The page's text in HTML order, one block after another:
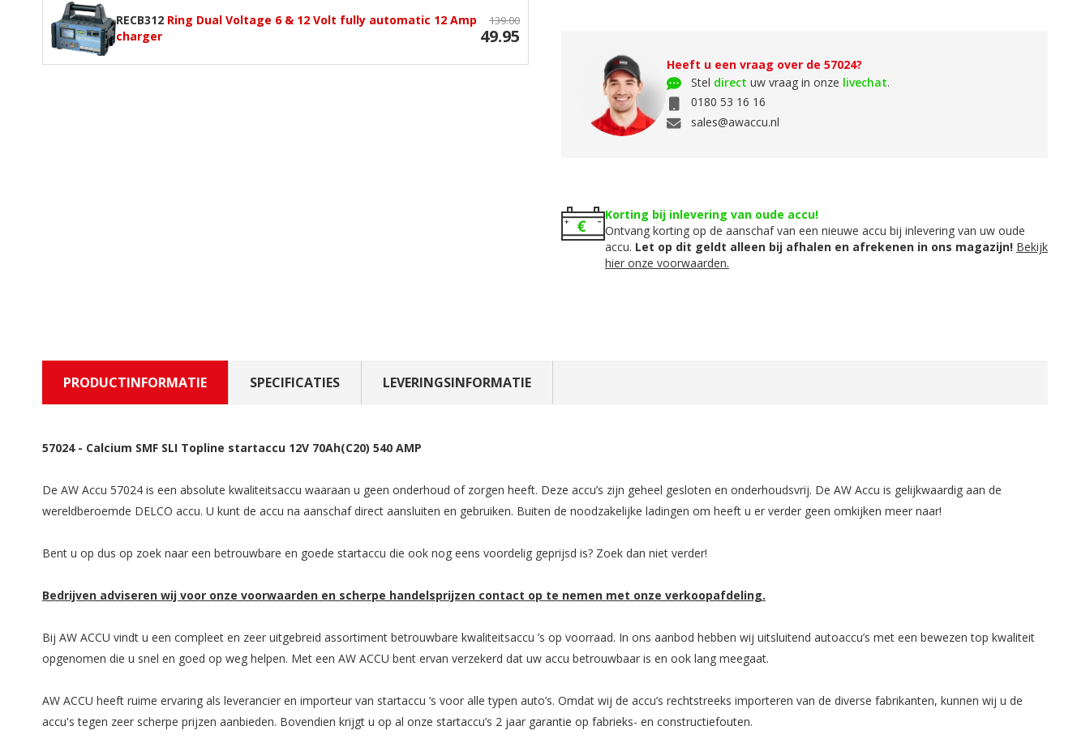
RECB312 Ring Dual Voltage 6 & 12 Volt fully automatic 12 Amp
charger
139.00
49.95
Heeft u een vraag over de 57024?
Stel direct uw vraag in onze livechat.
0180 53 16 16
sales@awaccu.nl
Korting bij inlevering van oude accu!
Ontvang korting op de aanschaf van een nieuwe accu bij inlevering van uw oude
accu. Let op dit geldt alleen bij afhalen en afrekenen in ons magazijn! Bekijk
hier onze voorwaarden.
PRODUCTINFORMATIE
57024- Calcium SMF SLI Topline startaccu 12V 70Ah(C20) 540 AMP
De AW Accu 57024 is een absolute kwaliteitsaccu waaraan u geen onderhoud of zorgen heeft. Deze accu’s zijn geheel gesloten en onderhoudsvrij. De AW Accu is gelijkwaardig aan de
wereldberoemde DELCO accu. U kunt de accu na aanschaf direct aansluiten en gebruiken. Buiten de noodzakelijke ladingen om heeft u er verder geen omkijken meer naar!
Bent u op dus op zoek naar een betrouwbare en goede startaccu die ook nog eens voordelig geprijsd is? Zoek dan niet verder!
Bedrijven adviseren wij voor onze voorwaarden en scherpe handelsprijzen contact op te nemen met onze verkoopafdeling.
Bij AW ACCU vindt u een compleet en zeer uitgebreid assortiment betrouwbare kwaliteitsaccu ’s op voorraad. In ons aanbod hebben wij uitsluitend autoaccu’s met een bewezen top kwaliteit
opgenomen die u snel en goed op weg helpen. Met een AW ACCU bent ervan verzekerd dat uw accu betrouwbaar is en ook lang meegaat.
AW ACCU heeft ruime ervaring als leverancier en importeur van startaccu ’s voor alle typen auto’s. Omdat wij de accu’s rechtstreeks importeren van de diverse fabrikanten, kunnen wij u de
accu's tegen zeer scherpe prijzen aanbieden. Bovendien krijgt u op al onze startaccu’s 2 jaar garantie op fabrieks- en constructiefouten.
SPECIFICATIES LEVERINGSINFORMATIE